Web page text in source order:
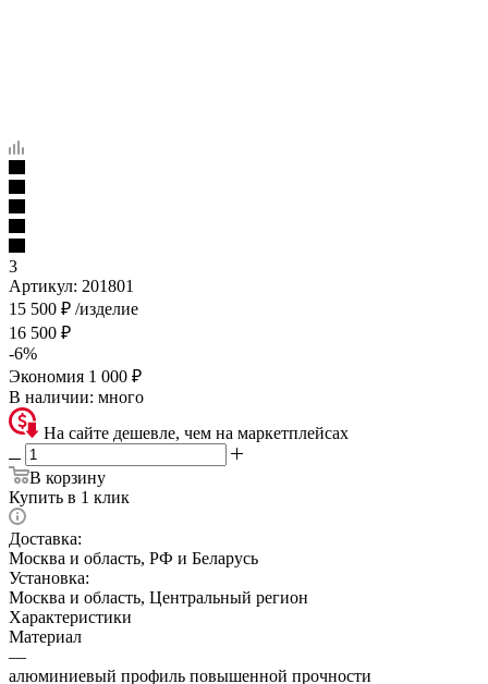
3
Артикул: 201801
15 500 ₽ /изделие
16 500 ₽
-6%
Экономия 1 000 ₽
В наличии: много
На сайте дешевле, чем на маркетплейсах
В корзину
Купить в 1 клик
Доставка:
Москва и область, РФ и Беларусь
Установка:
Москва и область, Центральный регион
Характеристики
Материал
—
алюминиевый профиль повышенной прочности